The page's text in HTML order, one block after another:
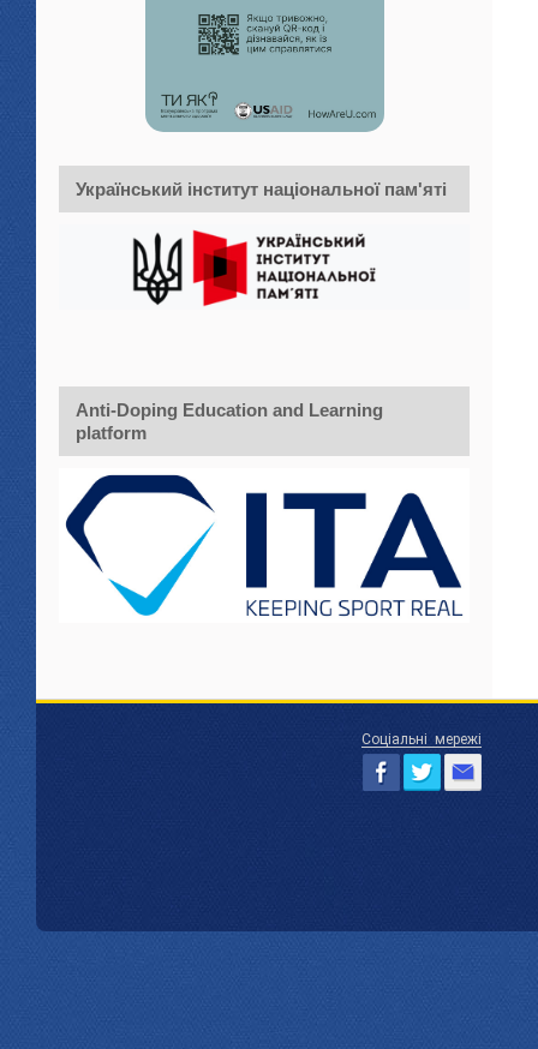
Український інститут національної пам'яті
Anti-Doping Education and Learning
platform
Соціальні мережі